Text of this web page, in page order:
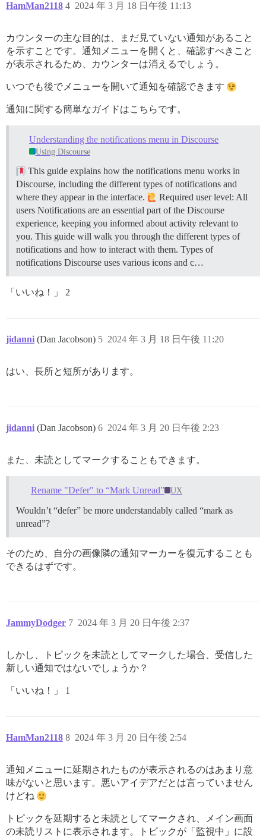
HamMan2118 2024 年 3 月 18 日午後 11:13
4
カウンターの主な目的は、まだ見ていない通知があること
を示すことです。通知メニューを開くと、確認すべきこと
が表示されるため、カウンターは消えるでしょう。
いつでも後でメニューを開いて通知を確認できます
通知に関する簡単なガイドはこちらです。
Understanding the notifications menu in Discourse
Using Discourse
This guide explains how the notifications menu works in
Discourse, including the different types of notifications and
where they appear in the interface.
Required user level: All
users Notifications are an essential part of the Discourse
experience, keeping you informed about activity relevant to
you. This guide will walk you through the different types of
notifications and how to interact with them. Types of
notifications Discourse uses various icons and c…
「いいね！」 2
jidanni (Dan Jacobson) 2024 年 3 月 18 日午後 11:20
5
はい、長所と短所があります。
jidanni (Dan Jacobson) 2024 年 3 月 20 日午後 2:23
6
また、未読としてマークすることもできます。
Rename "Defer" to “Mark Unread” UX
Wouldn’t “defer” be more understandably called “mark as
unread”?
そのため、自分の画像隣の通知マーカーを復元することも
できるはずです。
JammyDodger 2024 年 3 月 20 日午後 2:37
7
しかし、トピックを未読としてマークした場合、受信した
新しい通知ではないでしょうか？
「いいね！」 1
HamMan2118 2024 年 3 月 20 日午後 2:54
8
通知メニューに延期されたものが表示されるのはあまり意
味がないと思います。悪いアイデアだとは言っていません
けどね
トピックを延期すると未読としてマークされ、メイン画面
の未読リストに表示されます。トピックが「監視中」に設